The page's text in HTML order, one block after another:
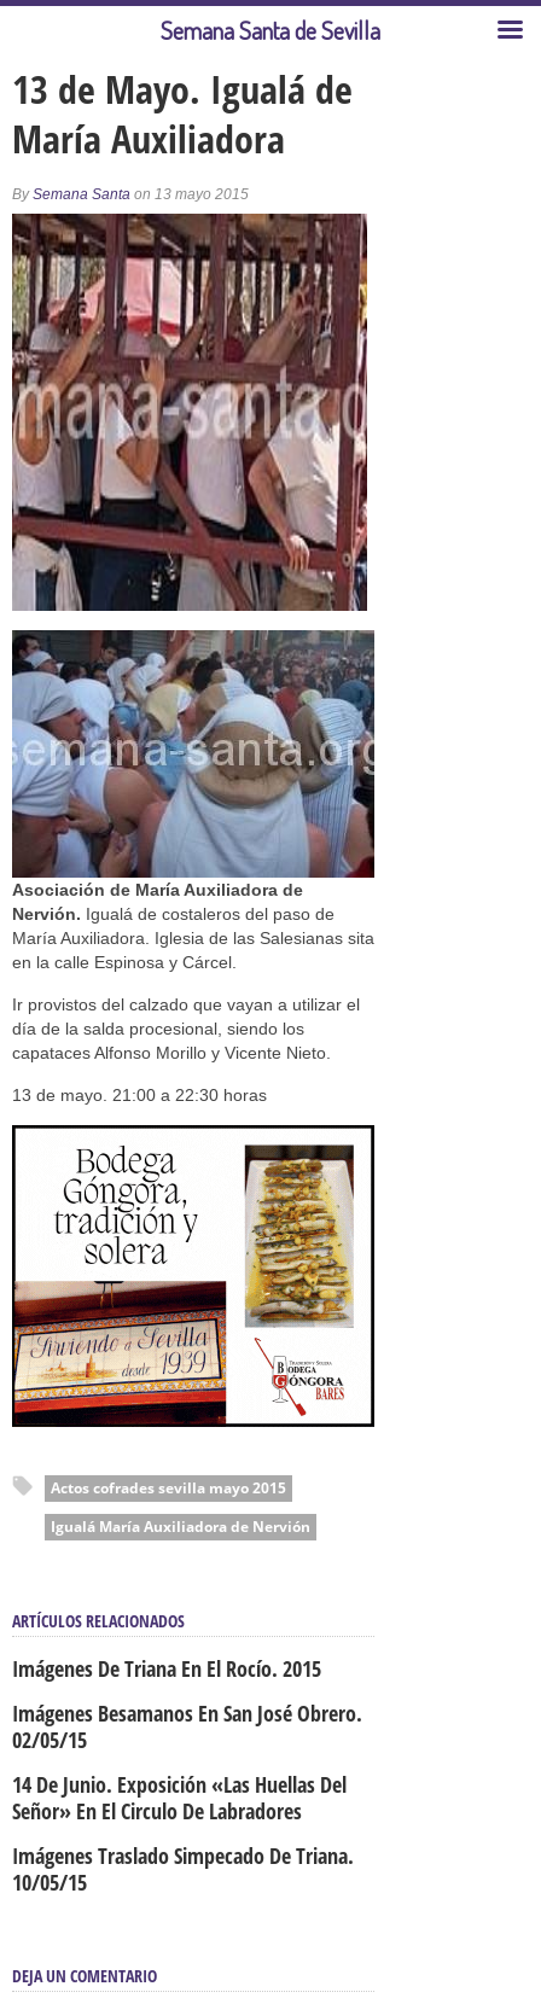
13 de Mayo. Igualá de
María Auxiliadora
BySemana Santa on 13 mayo 2015
Asociación de María Auxiliadora de
Nervión. Igualá de costaleros del paso de
María Auxiliadora. Iglesia de las Salesianas sita
en la calle Espinosa y Cárcel.
Ir provistos del calzado que vayan a utilizar el
día de la salda procesional, siendo los
capataces Alfonso Morillo y Vicente Nieto.
13 de mayo. 21:00 a 22:30 horas
Actos cofrades sevilla mayo 2015
Igualá María Auxiliadora de Nervión
ARTÍCULOS RELACIONADOS
Imágenes De Triana En El Rocío. 2015
Imágenes Besamanos En San José Obrero.
02/05/15
14 De Junio. Exposición «Las Huellas Del
Señor» En El Circulo De Labradores
Imágenes Traslado Simpecado De Triana.
10/05/15
DEJA UN COMENTARIO
Semana Santa de Sevilla